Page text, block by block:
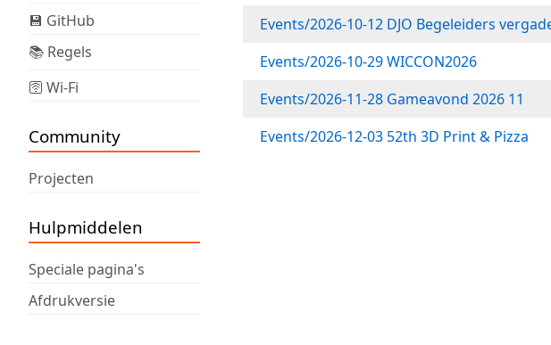
💾 GitHub
📚 Regels
🛜 Wi-Fi
Community
Projecten
Hulpmiddelen
Speciale pagina's
Afdrukversie
Events/2026-10-12 DJO Begeleiders
Events/2026-10-29 WICCON2026
Events/2026-11-28 Gameavond 2026 11
Events/2026-12-03 52th 3D Print & Pizza